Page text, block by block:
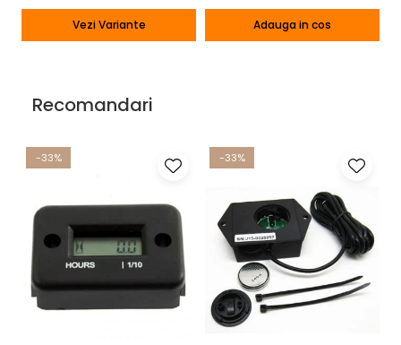
Vezi Variante Adauga in cos
Recomandari
-33% -33%